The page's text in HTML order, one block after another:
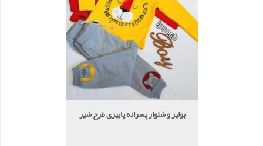
بولیز و شلوار پسرانه پاییزی طرح شیر